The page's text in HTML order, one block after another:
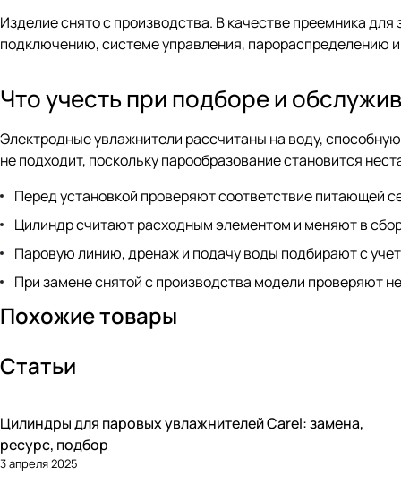
Изделие снято с производства. В качестве преемника
подключению, системе управления, парораспределению и
Что учесть при подборе и
Электродные увлажнители рассчитаны на воду,
не подходит, поскольку парообразование становится
Перед установкой проверяют соответствие питающей
Цилиндр считают расходным элементом и меняют в
Паровую линию, дренаж и подачу воды подбирают с
При замене снятой с производства модели проверяют
Похожие товары
Статьи
Увлажнение
Цилиндры для паровых увлажнителей Carel: замена,
ресурс, подбор
3 апреля 2025